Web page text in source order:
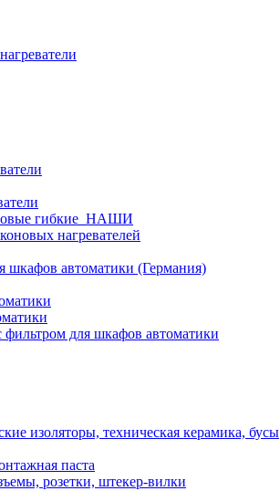
гибкие_НАШИ
нагревателей
шкафов автоматики (Германия)
фильтром для шкафов автоматики
изоляторы, техническая керамика, бусы
паста
розетки, штекер-вилки